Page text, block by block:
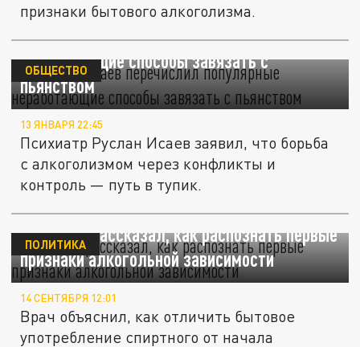
признаки бытового алкоголизма.
Нарколог Исаев перечислил популярные
неработающие способы завязать с
пьянством
ОБЩЕСТВО
13 ЯНВАРЯ 22:45
Психиатр Руслан Исаев заявил, что борьба
с алкоголизмом через конфликты и
контроль — путь в тупик.
Нарколог рассказал, как распознать первые
признаки алкогольной зависимости
ПОЛИТИКА
14 СЕНТЯБРЯ 12:01
Врач объяснил, как отличить бытовое
употребление спиртного от начала